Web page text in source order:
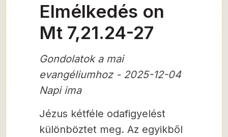
Elmélkedés on
Mt 7,21.24-27
Gondolatok a mai
evangéliumhoz - 2025-12-04
Napi ima
Jézus kétféle odafigyelést
különböztet meg. Az egyikből